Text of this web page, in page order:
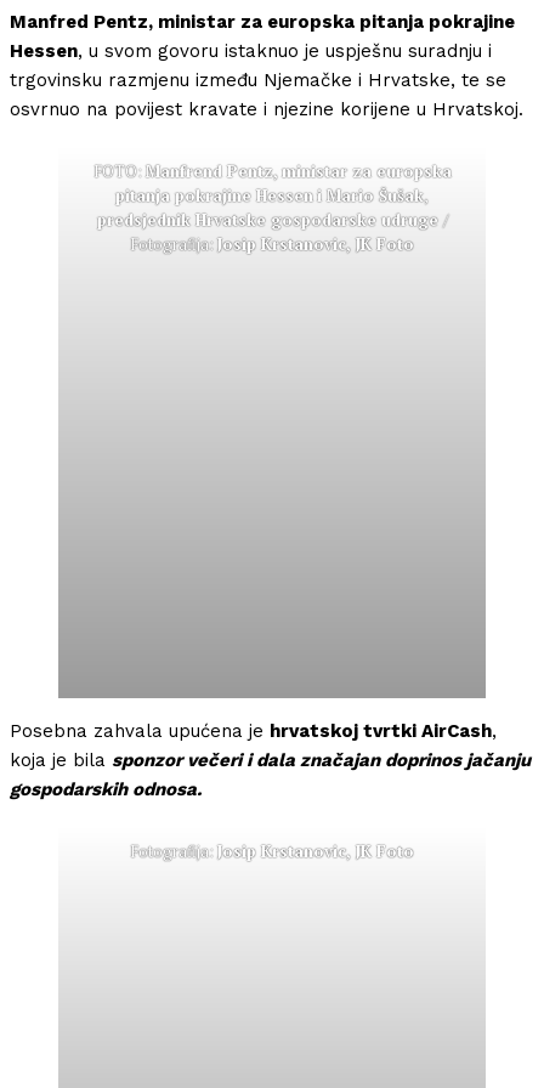
Manfred Pentz, ministar za europska pitanja pokrajine
Hessen, u svom govoru istaknuo je uspješnu suradnju i
trgovinsku razmjenu između Njemačke i Hrvatske, te se
osvrnuo na povijest kravate i njezine korijene u Hrvatskoj.
FOTO:Manfrend Pentz,ministar za europska
pitanja pokrajine Hesseni Mario Šušak,
predsjednik Hrvatske gospodarske udruge/
Fotografija:Josip Krstanovic, JK Foto
Posebna zahvala upućena je hrvatskoj tvrtki AirCash,
koja je bila sponzor večeri i dala značajan doprinos jačanju
gospodarskih odnosa.
Fotografija:Josip Krstanovic, JK Foto